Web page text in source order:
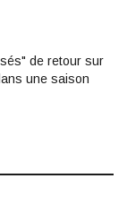
de retour sur
une saison